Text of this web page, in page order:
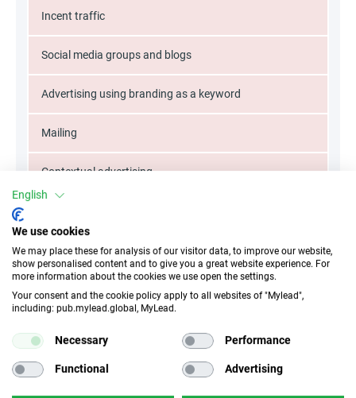
Incent traffic
Social media groups and blogs
Advertising using branding as a keyword
Mailing
Contextual advertising
Brand bidding
Unauthorized banners
English
We use cookies
We may place these for analysis of our visitor data, to improve our website,
show personalised content and to give you a great website experience. For
more information about the cookies we use open the settings.
Your consent and the cookie policy apply to all websites of "Mylead",
including: pub.mylead.global, MyLead.
Necessary Performance
Functional Advertising